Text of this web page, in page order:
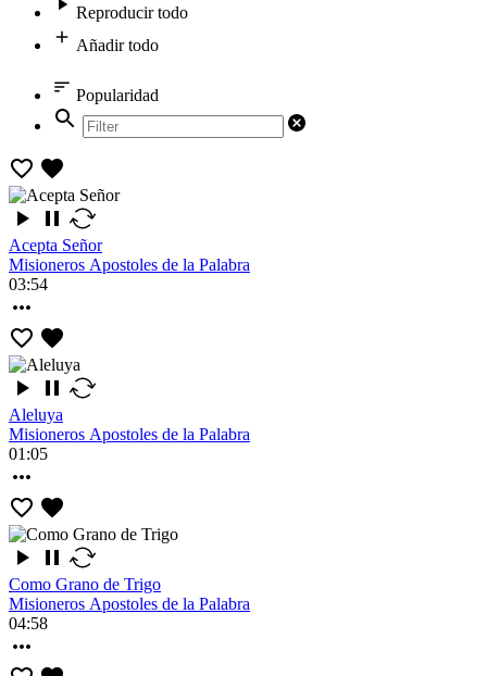
Reproducir todo
Añadir todo
Popularidad
Acepta Señor
Misioneros Apostoles de la Palabra
03:54
Aleluya
Misioneros Apostoles de la Palabra
01:05
Como Grano de Trigo
Misioneros Apostoles de la Palabra
04:58